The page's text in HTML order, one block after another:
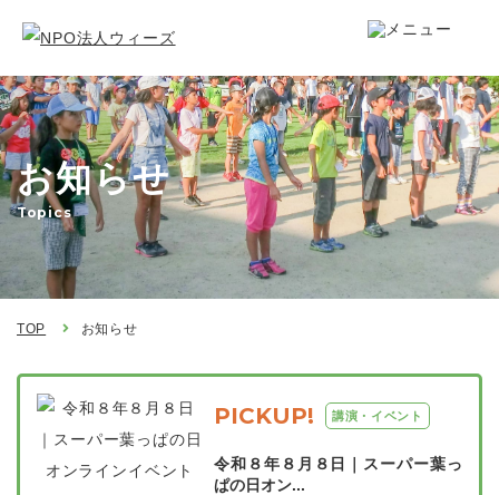
お知らせ
Topics
TOP お知らせ
PICKUP! 講演・イベント
令和８年８月８日｜スーパー葉っ
ぱの日オン...